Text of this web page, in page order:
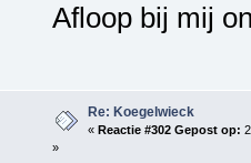
Afloop bij mij
Re: Koegelwieck
« Reactie #302 Gepost op:
»